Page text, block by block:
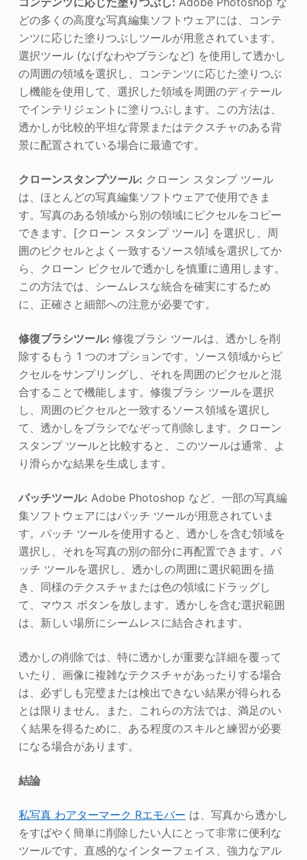
どの多くの高度な写真編集ソフトウェアには、コンテ
ンツに応じた塗りつぶしツールが用意されています。
選択ツール (なげなわやブラシなど) を使用して透かし
の周囲の領域を選択し、コンテンツに応じた塗りつぶ
し機能を使用して、選択した領域を周囲のディテール
でインテリジェントに塗りつぶします。この方法は、
透かしが比較的平坦な背景またはテクスチャのある背
景に配置されている場合に最適です。
クローンスタンプツール: クローン スタンプ ツール
は、ほとんどの写真編集ソフトウェアで使用できま
す。写真のある領域から別の領域にピクセルをコピー
できます。[クローン スタンプ ツール] を選択し、周
囲のピクセルとよく一致するソース領域を選択してか
ら、クローン ピクセルで透かしを慎重に適用します。
この方法では、シームレスな統合を確実にするため
に、正確さと細部への注意が必要です。
修復ブラシツール: 修復ブラシ ツールは、透かしを削
除するもう 1 つのオプションです。ソース領域からピ
クセルをサンプリングし、それを周囲のピクセルと混
合することで機能します。修復ブラシ ツールを選択
し、周囲のピクセルと一致するソース領域を選択し
て、透かしをブラシでなぞって削除します。クローン
スタンプ ツールと比較すると、このツールは通常、よ
り滑らかな結果を生成します。
パッチツール: Adobe Photoshop など、一部の写真編
集ソフトウェアにはパッチ ツールが用意されていま
す。パッチ ツールを使用すると、透かしを含む領域を
選択し、それを写真の別の部分に再配置できます。パ
ッチ ツールを選択し、透かしの周囲に選択範囲を描
き、同様のテクスチャまたは色の領域にドラッグし
て、マウス ボタンを放します。透かしを含む選択範囲
は、新しい場所にシームレスに結合されます。
透かしの削除では、特に透かしが重要な詳細を覆って
いたり、画像に複雑なテクスチャがあったりする場合
は、必ずしも完璧または検出できない結果が得られる
とは限りません。また、これらの方法では、満足のい
く結果を得るために、ある程度のスキルと練習が必要
になる場合があります。
結論
私写真 わアターマーク Rエモバー は、写真から透かし
をすばやく簡単に削除したい人にとって非常に便利な
ツールです。直感的なインターフェイス、強力なアル